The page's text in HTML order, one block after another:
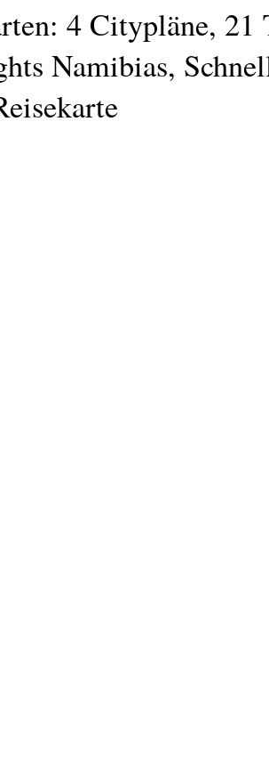
4 Citypläne, 21
Namibias,